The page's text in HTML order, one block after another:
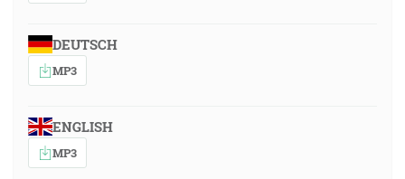
DEUTSCH
MP3
ENGLISH
MP3